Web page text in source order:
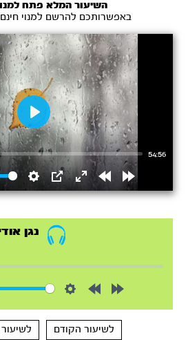
השיעור המלא פתח
באפשרותכם להרשם למנוי
54:56
Settings
PIP
EnterRewindForward
Play
נגן
10s
10s
לשיעור הקודם